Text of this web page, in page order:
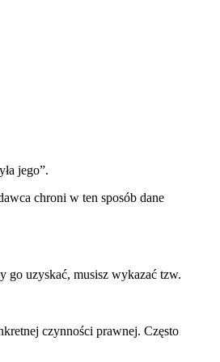
jego”.
chroni w ten sposób dane
go uzyskać, musisz wykazać tzw.
czynności prawnej. Często